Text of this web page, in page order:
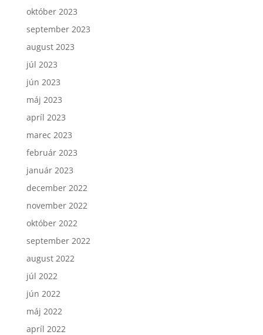
október 2023
september 2023
august 2023
júl 2023
jún 2023
máj 2023
apríl 2023
marec 2023
február 2023
január 2023
december 2022
november 2022
október 2022
september 2022
august 2022
júl 2022
jún 2022
máj 2022
apríl 2022